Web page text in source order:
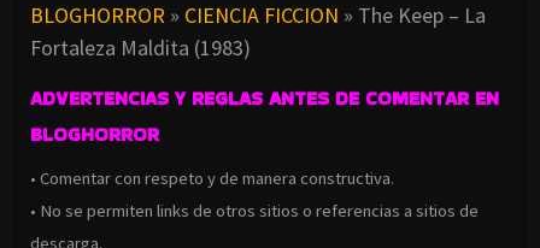
BLOGHORROR » CIENCIA FICCION » The Keep – La
Fortaleza Maldita (1983)
ADVERTENCIAS Y REGLAS ANTES DE COMENTAR EN
BLOGHORROR
• Comentar con respeto y de manera constructiva.
• No se permiten links de otros sitios o referencias a sitios de
descarga.